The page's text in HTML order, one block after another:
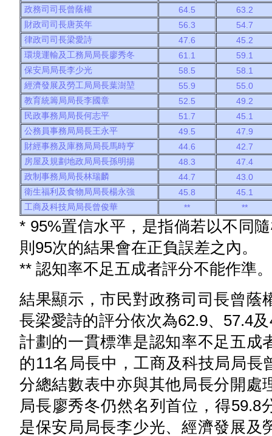
政務司司長曾蔭權
64.5
63.2
財政司司長唐英年
56.3
54.7
律政司司長梁愛詩
47.6
45.2
環境運輸及工務局局長廖秀冬
61.1
59.1
保安局局長李少光
58.5
58.1
經濟發展及勞工局局長葉澍堃
55.9
55.0
教育統籌局局長李國章
52.5
49.2
民政事務局局長何志平
51.7
45.1
公務員事務局局長王永平
49.5
47.9
財經事務及庫務局局長馬時亨
44.6
42.7
房屋及規劃地政局局長孫明揚
48.3
47.4
政制事務局局長林瑞麟
44.7
43.0
衛生福利及食物局局長楊永強
45.8
45.1
工商及科技局局長曾俊華
** **
* 95%置信水平，是指倘若以不同
則95次的結果會在正負誤差之內。
** 認知率不足五成者評分不能作準。
結果顯示，市民對政務司司長曾蔭
長梁愛詩的評分依次為62.9、57.4
計劃的一貫標準是認知率不足五成
的11名局長中，工商及科技局局
分總結數表中亦與其他局長分開處
局長廖秀冬仍然名列首位，得59.8
是保安局局長李少光、經濟發展及